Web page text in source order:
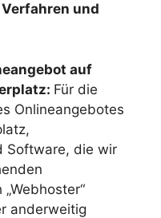
und
auf
Für die
Onlineangebotes
Software, die wir
anderweitig